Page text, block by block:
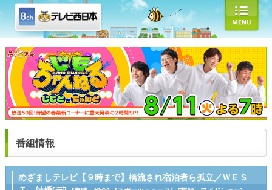
番組情報
めざましテレビ【９時まで】橋流され宿泊者ら孤立／ＷＥＳ